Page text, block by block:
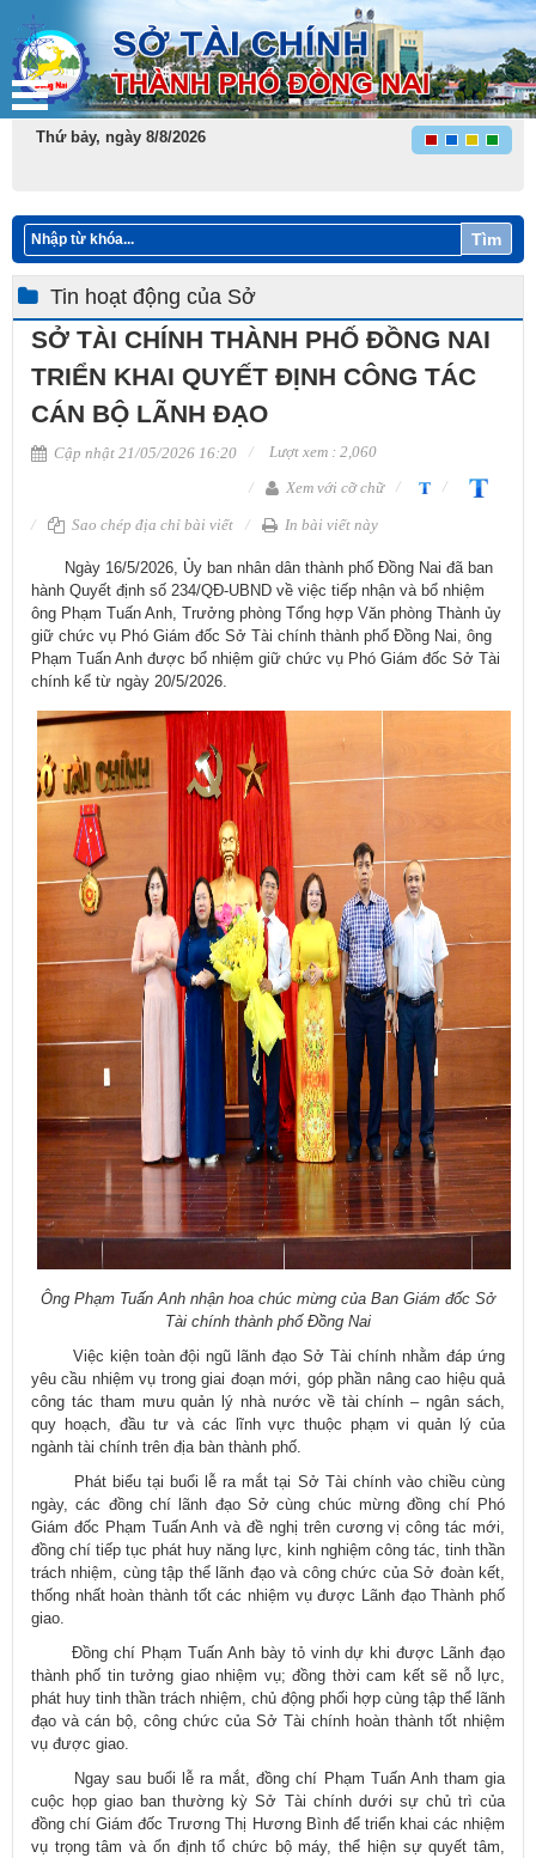
Thứ bảy, ngày 8/8/2026
Tìm
Tin hoạt động của Sở
SỞ TÀI CHÍNH THÀNH PHỐ ĐỒNG NAI
TRIỂN KHAI QUYẾT ĐỊNH CÔNG TÁC
CÁN BỘ LÃNH ĐẠO
Cập nhật 21/05/2026 16:20
Lượt xem : 2,060
Xem với cỡ chữ
Sao chép địa chỉ bài viết In bài viết này
​ Ngày 16/5/2026, Ủy ban nhân dân thành phố Đồng Nai đã ban
hành Quyết định số 234/QĐ-UBND về việc tiếp nhận và bổ nhiệm
ông Phạm Tuấn Anh, Trưởng phòng Tổng hợp Văn phòng Thành ủy
giữ chức vụ Phó Giám đốc Sở Tài chính thành phố Đồng Nai, ông
Phạm Tuấn Anh được bổ nhiệm giữ chức vụ Phó Giám đốc Sở Tài
chính kể từ ngày 20/5/2026.
Ông Phạm Tuấn Anh nhận hoa chúc mừng của Ban Giám đốc Sở
Tài chính thành phố Đồng Nai
​ Việc kiện toàn đội ngũ lãnh đạo Sở Tài chính nhằm đáp ứng
yêu cầu nhiệm vụ trong giai đoạn mới, góp phần nâng cao hiệu quả
công tác tham mưu quản lý nhà nước về tài chính – ngân sách,
quy hoạch, đầu tư và các lĩnh vực thuộc phạm vi quản lý của
ngành tài chính trên địa bàn thành phố.
​ Phát biểu tại buổi lễ ra mắt tại Sở Tài chính vào chiều cùng
ngày, các đồng chí lãnh đạo Sở cùng chúc mừng đồng chí Phó
Giám đốc Phạm Tuấn Anh và đề nghị trên cương vị công tác mới,
đồng chí tiếp tục phát huy năng lực, kinh nghiệm công tác, tinh thần
trách nhiệm, cùng tập thể lãnh đạo và công chức của Sở đoàn kết,
thống nhất hoàn thành tốt các nhiệm vụ được Lãnh đạo Thành phố
giao.
​ Đồng chí Phạm Tuấn Anh bày tỏ vinh dự khi được Lãnh đạo
thành phố tin tưởng giao nhiệm vụ; đồng thời cam kết sẽ nỗ lực,
phát huy tinh thần trách nhiệm, chủ động phối hợp cùng tập thể lãnh
đạo và cán bộ, công chức của Sở Tài chính hoàn thành tốt nhiệm
vụ được giao.
​ Ngay sau buổi lễ ra mắt, đồng chí Phạm Tuấn Anh tham gia
cuộc họp giao ban thường kỳ Sở Tài chính dưới sự chủ trì của
đồng chí Giám đốc Trương Thị Hương Bình để triển khai các nhiệm
vụ trọng tâm và ổn định tổ chức bộ máy, thể hiện sự quyết tâm,